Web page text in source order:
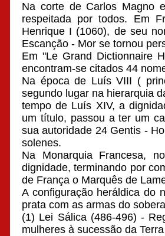
Na corte de Carlos Magno
respeitada por todos. Em
Henrique I (1060), de seu
Escanção - Mor se tornou
Em "Le Grand Dictionnaire
encontram-se citados 44
Na época de Luís VIII (
segundo lugar na hierarquia
tempo de Luís XIV, a
um título, passou a ter um
sua autoridade 24 Gentis -
solenes.
Na Monarquia Francesa,
dignidade, terminando por
de França o Marquês de
A configuração heráldica do
prata com as armas do
(1) Lei Sálica (486-496) -
mulheres à sucessão da